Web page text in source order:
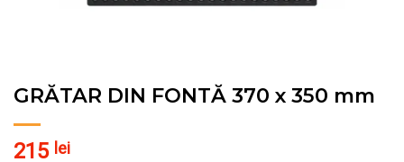
GRĂTAR DIN FONTĂ 370 x 350 mm
215 lei